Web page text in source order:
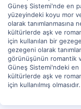
Güneş Sistemi'nde en
yüzeyindeki koyu mor
olarak
kültürlerde aşk ve
için kullanılan bir
gezegeni olarak
görünüşünün romantik
Güneş Sistemi'ndeki
kültürlerde aşk ve
için kullanılmış olmasıdır.